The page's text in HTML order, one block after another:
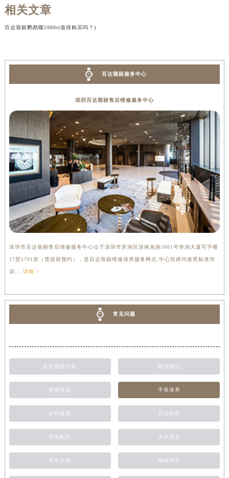
相关文章
百达翡丽鹦鹉螺5980r(值得购买吗？)
百达翡丽服务中心
深圳百达翡丽售后维修服务中心
深圳市百达翡丽售后维修服务中心位于深圳市罗湖区深南东路5001号华润大厦写字楼
17层1701室（需提前预约），是百达翡丽维修保养服务网点,中心技师均接受标准培
训.... 详情 >
常见问题
百达翡丽手表 网点地址
新闻资讯 手表保养
走时故障 百达翡丽
手表配件 进水进灰
手表生锈 磕碰摔坏